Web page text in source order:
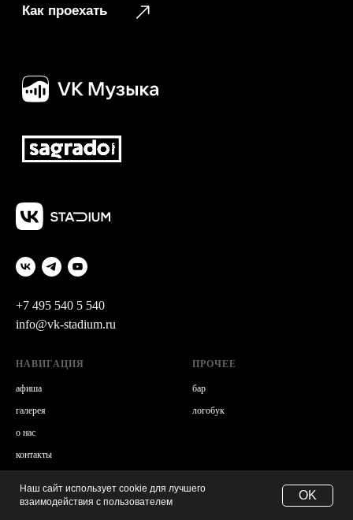
Наш сайт использует cookie для лучшего
взаимодействия с пользователем
OK
+7 495 540 5 540
info@vk-stadium.ru
НАВИГАЦИЯ
афиша
галерея
о нас
контакты
ПРОЧЕЕ
бар
логобук